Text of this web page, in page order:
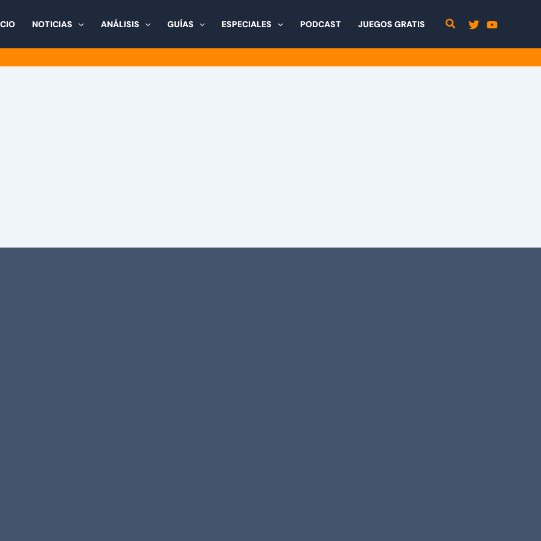
NOTICIAS ANÁLISIS GUÍAS ESPECIALES PODCAST JUEGOS GRATIS